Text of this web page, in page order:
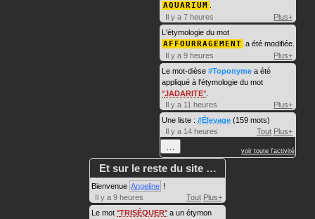
AQUARIUM
Il y a 7 heures
Plus+
L'étymologie du mot
AFFOURRAGEMENT a été modifiée.
Il y a 9 heures
Plus+
Le mot-dièse #Toponyme a été
appliqué à l'étymologie du mot
JADARITE
Il y a 11 heures
Plus+
Une liste : #Élevage (159 mots)
Il y a 14 heures
Tout Plus+
… voir toute l'activité
Et sur le reste du site …
Bienvenue Angeline !
Il y a 9 heures
Tout Plus+
Le mot TRISÉQUER a un étymon